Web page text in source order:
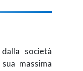
società
massima